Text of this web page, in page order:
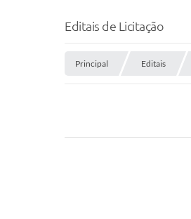
Editais de Licitação
Principal Editais